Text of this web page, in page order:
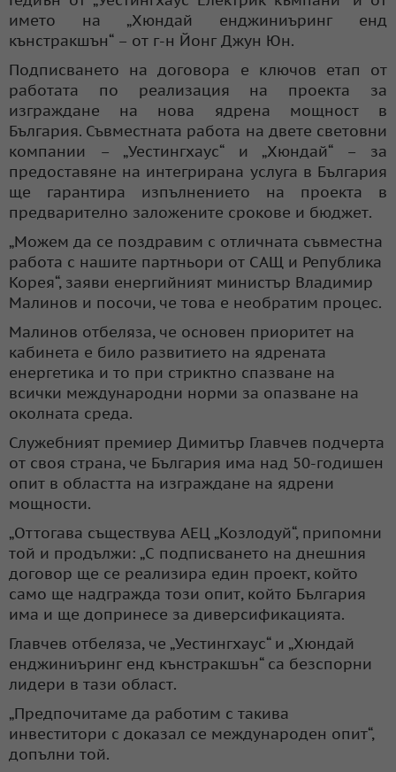
името на „Хюндай енджиниъринг енд
кънстракшън“ – от г-н Йонг Джун Юн.
Подписването на договора е ключов етап от
работата по реализация на проекта за
изграждане на нова ядрена мощност в
България. Съвместната работа на двете световни
компании – „Уестингхаус“ и „Хюндай“ – за
предоставяне на интегрирана услуга в България
ще гарантира изпълнението на проекта в
предварително заложените срокове и бюджет.
„Можем да се поздравим с отличната съвместна
работа с нашите партньори от САЩ и Република
Корея“, заяви енергийният министър Владимир
Малинов и посочи, че това е необратим процес.
Малинов отбеляза, че основен приоритет на
кабинета е било развитието на ядрената
енергетика и то при стриктно спазване на
всички международни норми за опазване на
околната среда.
Служебният премиер Димитър Главчев подчерта
от своя страна, че България има над 50-годишен
опит в областта на изграждане на ядрени
мощности.
„Оттогава съществува АЕЦ „Козлодуй“, припомни
той и продължи: „С подписването на днешния
договор ще се реализира един проект, който
само ще надгражда този опит, който България
има и ще допринесе за диверсификацията.
Главчев отбеляза, че „Уестингхаус“ и „Хюндай
енджиниъринг енд кънстракшън“ са безспорни
лидери в тази област.
„Предпочитаме да работим с такива
инвеститори с доказал се международен опит“,
допълни той.